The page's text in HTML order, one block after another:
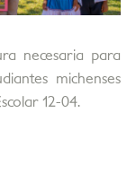
necesaria para
michenses
12-04.